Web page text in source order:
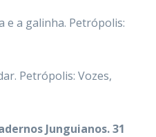
e a galinha. Petrópolis:
Petrópolis: Vozes,
Junguianos. 31